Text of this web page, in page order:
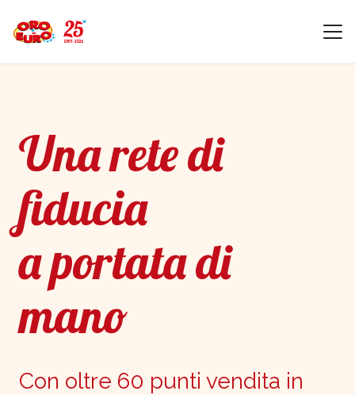
Una rete di
fiducia
a portata di
mano
Con oltre 60 punti vendita in